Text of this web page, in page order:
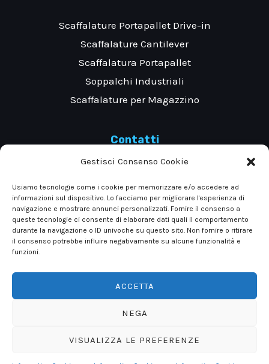
Gestisci Consenso Cookie
Usiamo tecnologie come i cookie per memorizzare e/o accedere ad
informazioni sul dispositivo. Lo facciamo per migliorare l'esperienza di
navigazione e mostrare annunci personalizzati. Fornire il consenso a
queste tecnologie ci consente di elaborare dati quali il comportamento
durante la navigazione o ID univoche su questo sito. Non fornire o ritirare
il consenso potrebbe influire negativamente su alcune funzionalità e
funzioni.
ACCETTA
NEGA
VISUALIZZA LE PREFERENZE
Scaffalature Portapallet Drive-in
Scaffalature Cantilever
Scaffalatura Portapallet
Soppalchi Industriali
Scaffalature per Magazzino
Contatti
Via Evangelista Torricelli 39, 10028 Trofarello
Torino
Copyright © 2026 Metalsistem Piemonte